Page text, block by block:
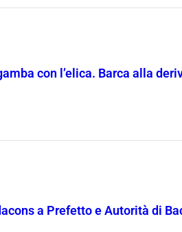
con l’elica. Barca alla
a Prefetto e Autorità di